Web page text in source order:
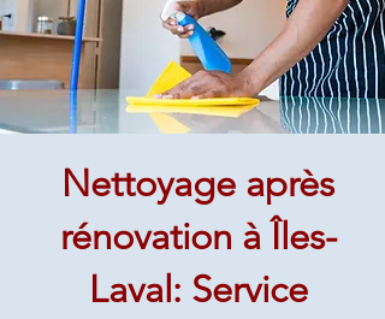
Nettoyage après
rénovation à Îles-
Laval: Service